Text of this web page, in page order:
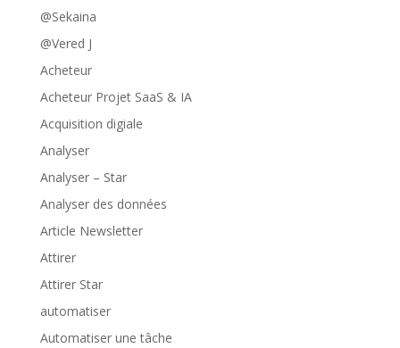
@Sekaina
@Vered J
Acheteur
Acheteur Projet SaaS & IA
Acquisition digiale
Analyser
Analyser – Star
Analyser des données
Article Newsletter
Attirer
Attirer Star
automatiser
Automatiser une tâche